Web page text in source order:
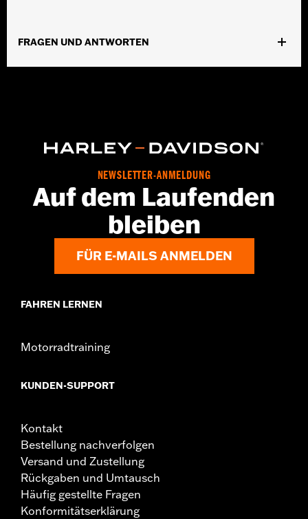
FRAGEN UND ANTWORTEN
NEWSLETTER-ANMELDUNG
Auf dem Laufenden
bleiben
FÜR E-MAILS ANMELDEN
FAHREN LERNEN
Motorradtraining
KUNDEN-SUPPORT
Kontakt
Bestellung nachverfolgen
Versand und Zustellung
Rückgaben und Umtausch
Häufig gestellte Fragen
Konformitätserklärung